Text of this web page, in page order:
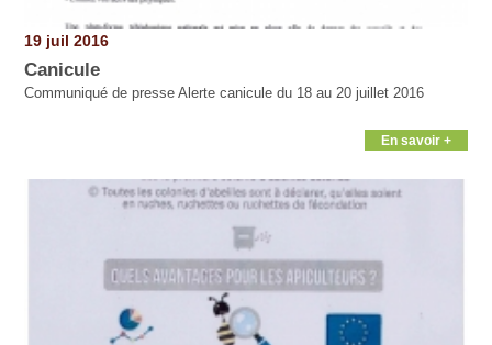
19 juil 2016
Canicule
Communiqué de presse Alerte canicule du 18 au 20 juillet 2016
En savoir +